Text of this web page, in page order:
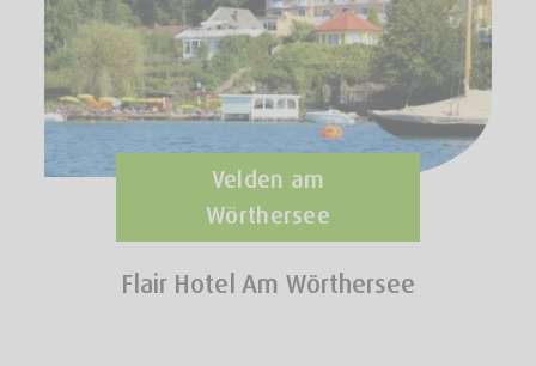
Velden am
Wörthersee
Flair Hotel Am Wörthersee